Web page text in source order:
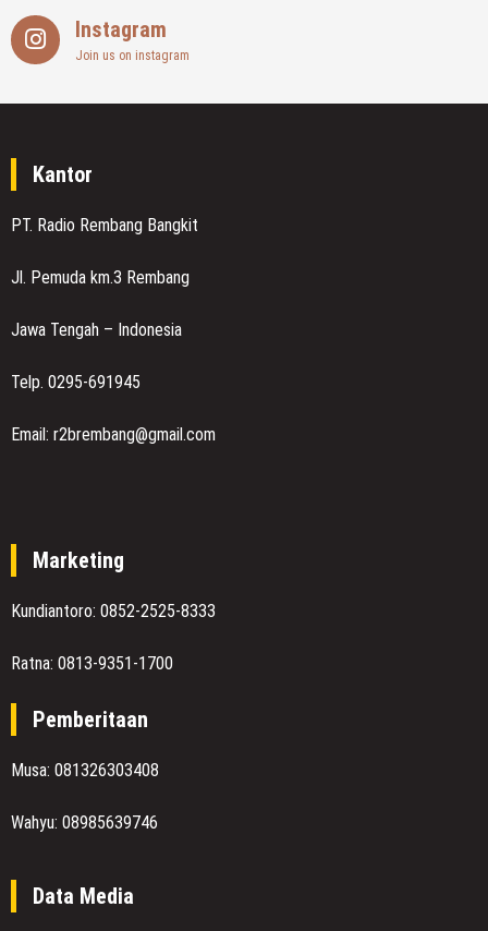
Instagram
Join us on instagram
Kantor
PT. Radio Rembang Bangkit
Jl. Pemuda km.3 Rembang
Jawa Tengah – Indonesia
Telp. 0295-691945
Email: r2brembang@gmail.com
Marketing
Kundiantoro: 0852-2525-8333
Ratna: 0813-9351-1700
Pemberitaan
Musa: 081326303408
Wahyu: 08985639746
Data Media